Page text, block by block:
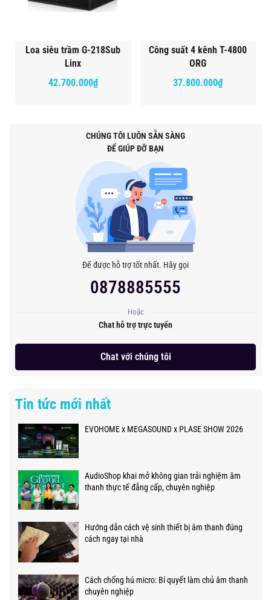
Loa siêu trầm G-218Sub
Linx
42.700.000₫
Công suất 4 kênh T-4800
ORG
37.800.000₫
CHÚNG TÔI LUÔN SẴN SÀNG
ĐỂ GIÚP ĐỠ BẠN
Để được hỗ trợ tốt nhất. Hãy gọi
0878885555
Hoặc
Chat hỗ trợ trực tuyến
Chat với chúng tôi
Tin tức mới nhất
EVOHOME x MEGASOUND x PLASE SHOW 2026
AudioShop khai mở không gian trải nghiệm âm
thanh thực tế đẳng cấp, chuyên nghiệp
Hướng dẫn cách vệ sinh thiết bị âm thanh đúng
cách ngay tại nhà
Cách chống hú micro: Bí quyết làm chủ âm thanh
chuyên nghiệp